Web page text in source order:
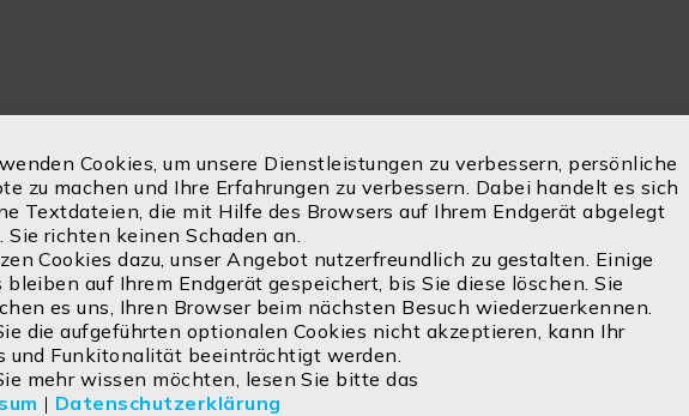
Cookies, um unsere Dienstleistungen zu verbessern, persönliche
zu machen und Ihre Erfahrungen zu verbessern. Dabei handelt es sich
Textdateien, die mit Hilfe des Browsers auf Ihrem Endgerät abgelegt
Sie richten keinen Schaden an.
Cookies dazu, unser Angebot nutzerfreundlich zu gestalten. Einige
bleiben auf Ihrem Endgerät gespeichert, bis Sie diese löschen. Sie
es uns, Ihren Browser beim nächsten Besuch wiederzuerkennen.
die aufgeführten optionalen Cookies nicht akzeptieren, kann Ihr
und Funkitonalität beeinträchtigt werden.
mehr wissen möchten, lesen Sie bitte das
| Datenschutzerklärung